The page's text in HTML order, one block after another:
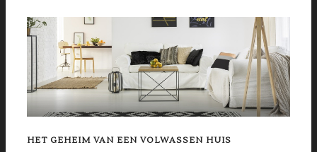
HET GEHEIM VAN EEN VOLWASSEN HUIS